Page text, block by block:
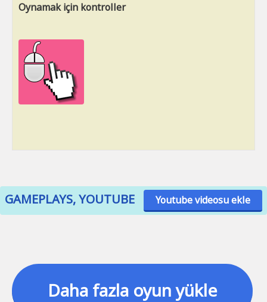
Oynamak için kontroller
GAMEPLAYS, YOUTUBE Youtube videosu ekle
Daha fazla oyun yükle